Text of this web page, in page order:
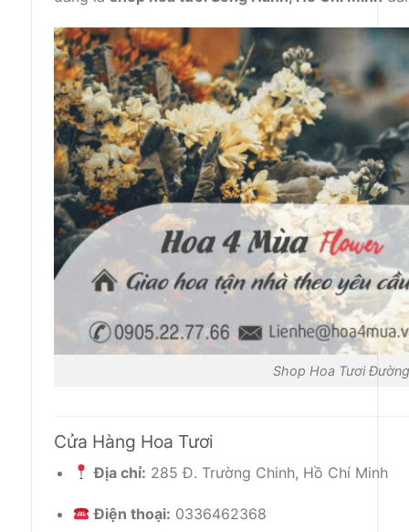
Shop Hoa Tươi
Cửa Hàng Hoa Tươi
Địa chỉ: 285 Đ. Trường Chinh, Hồ Chí Minh
Điện thoại: 0336462368